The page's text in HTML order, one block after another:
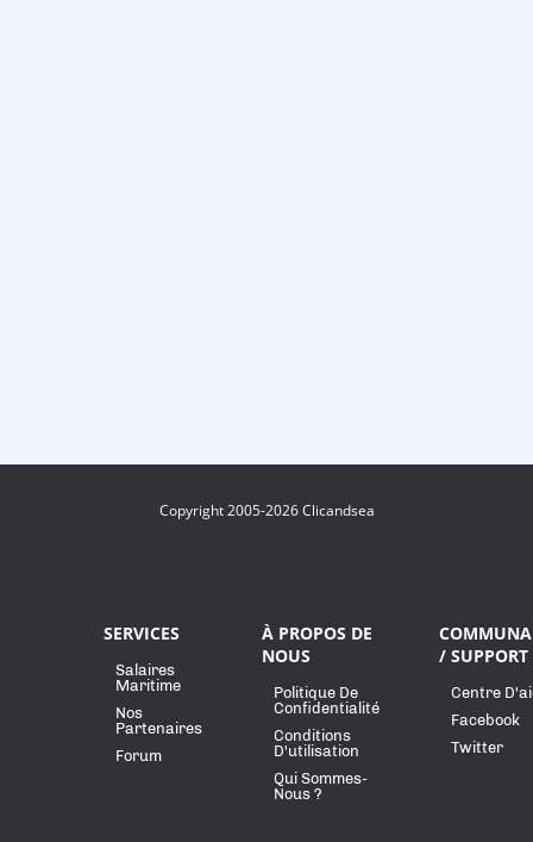
Copyright 2005-2026 Clicandsea
SERVICES
Salaires
Maritime
Nos
Partenaires
Forum
À PROPOS DE
NOUS
Politique De
Confidentialité
Conditions
D'utilisation
Qui Sommes-
Nous ?
/ SUPPORT
Centre
Facebook
Twitter